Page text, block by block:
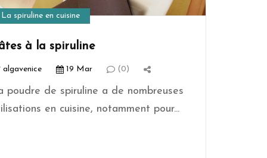
La spiruline en cuisine
à la spiruline
algavenice 19 Mar (0)
poudre de spiruline a de nombreuses
en cuisine, notamment pour...